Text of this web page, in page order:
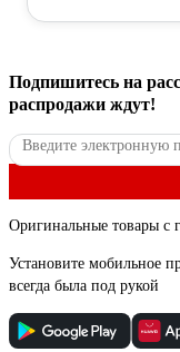
Подпишитесь на
распродажи ждут!
Оригинальные товары с
Установите мобильное
всегда была под рукой